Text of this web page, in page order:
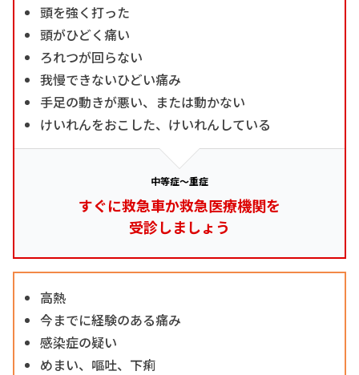
頭を強く打った
頭がひどく痛い
ろれつが回らない
我慢できないひどい痛み
手足の動きが悪い、または動かない
けいれんをおこした、けいれんしている
中等症～重症
すぐに救急車か救急医療機関を
受診しましょう
高熱
今までに経験のある痛み
感染症の疑い
めまい、嘔吐、下痢